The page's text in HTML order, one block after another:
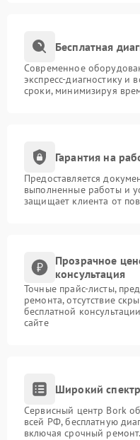
Бесплатная
Современное
экспресс-диагностику и
сроки, минимизируя
Гарантия на
Предоставляется
выполненные работы и
защищает клиента от
Прозрачное
консультация
Точные прайс-листы,
ремонта, отсутствие
бесплатной
сайте
Широкий
Сервисный центр Bork
всей РФ, бесплатную
включая срочный